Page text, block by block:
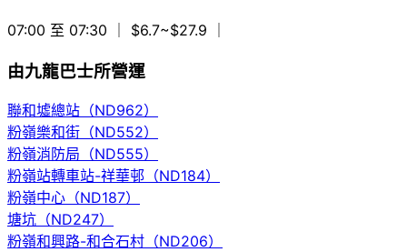
07:00 至 07:30 ｜ $6.7~$27.9
由九龍巴士所營運
聯和墟總站（ND962）
粉嶺樂和街（ND552）
粉嶺消防局（ND555）
粉嶺站轉車站-祥華邨（ND184）
粉嶺中心（ND187）
塘坑（ND247）
粉嶺和興路-和合石村（ND206）